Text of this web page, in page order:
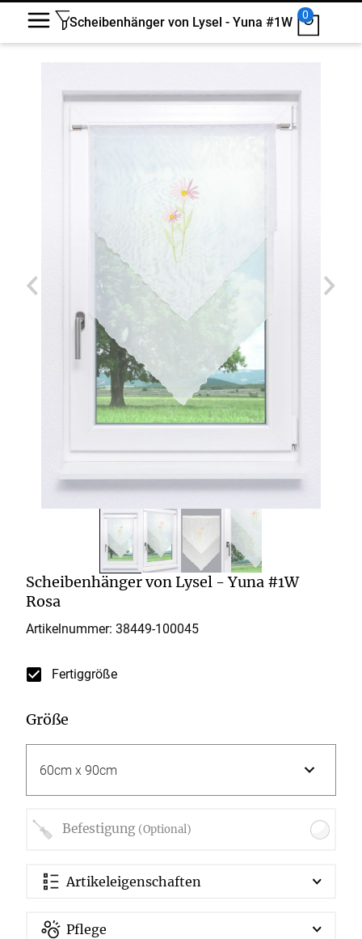
Scheibenhänger von Lysel - Yuna #1W
0
Scheibenhänger von Lysel - Yuna #1W
Rosa
Artikelnummer: 38449-100045
Fertiggröße
Größe
Befestigung (Optional)
Artikeleigenschaften
Pflege